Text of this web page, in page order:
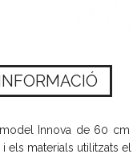
Innova de 60
els materials utilitzats